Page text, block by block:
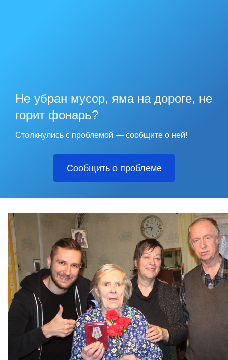
Не убран мусор, яма на дороге, не
горит фонарь?
Столкнулись с проблемой — сообщите о ней!
Сообщить о проблеме